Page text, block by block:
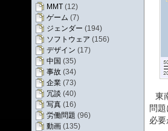
MMT (12)
ゲーム (7)
ジェンダー (194)
ソフトウェア (156)
デザイン (17)
中国 (35)
事故 (34)
企業 (73)
冗談 (40)
写真 (16)
労働問題 (96)
動画 (135)
東
問
必要